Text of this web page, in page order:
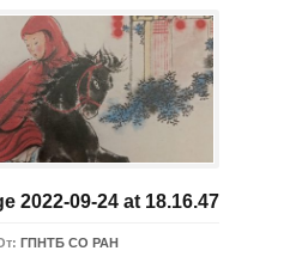
2022-09-24 at 18.16.47
ГПНТБ СО РАН